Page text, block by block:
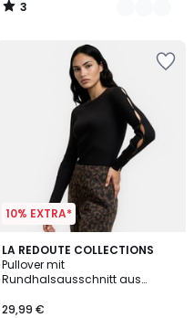
3
/
10% EXTRA*
LA REDOUTE COLLECTIONS
Pullover mit
Rundhalsausschnitt aus
Knöpfen an den Ärmeln
29,99 €